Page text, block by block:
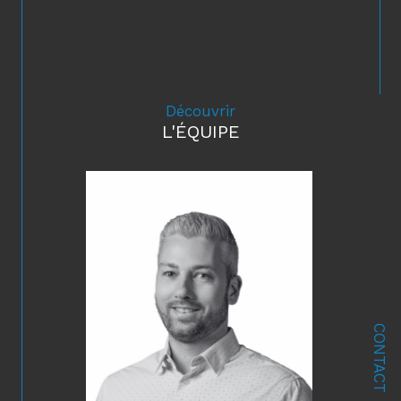
CONTACT
Découvrir
L'ÉQUIPE